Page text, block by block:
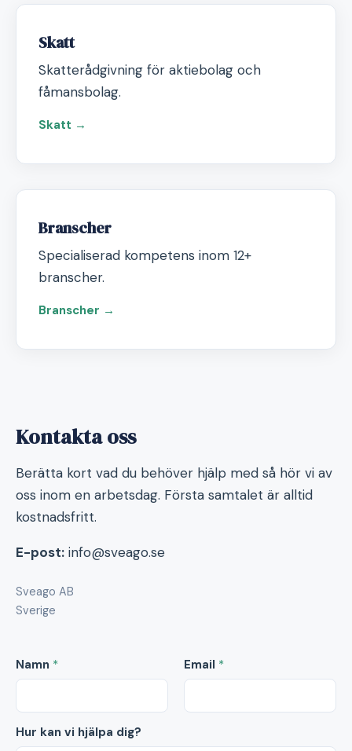
Skatt
Skatterådgivning för aktiebolag och
fåmansbolag.
Skatt →
Branscher
Specialiserad kompetens inom 12+
branscher.
Branscher →
Kontakta oss
Berätta kort vad du behöver hjälp med så hör vi av
oss inom en arbetsdag. Första samtalet är alltid
kostnadsfritt.
E-post: info@sveago.se
Sveago AB
Sverige
Namn * Email *
Hur kan vi hjälpa dig?